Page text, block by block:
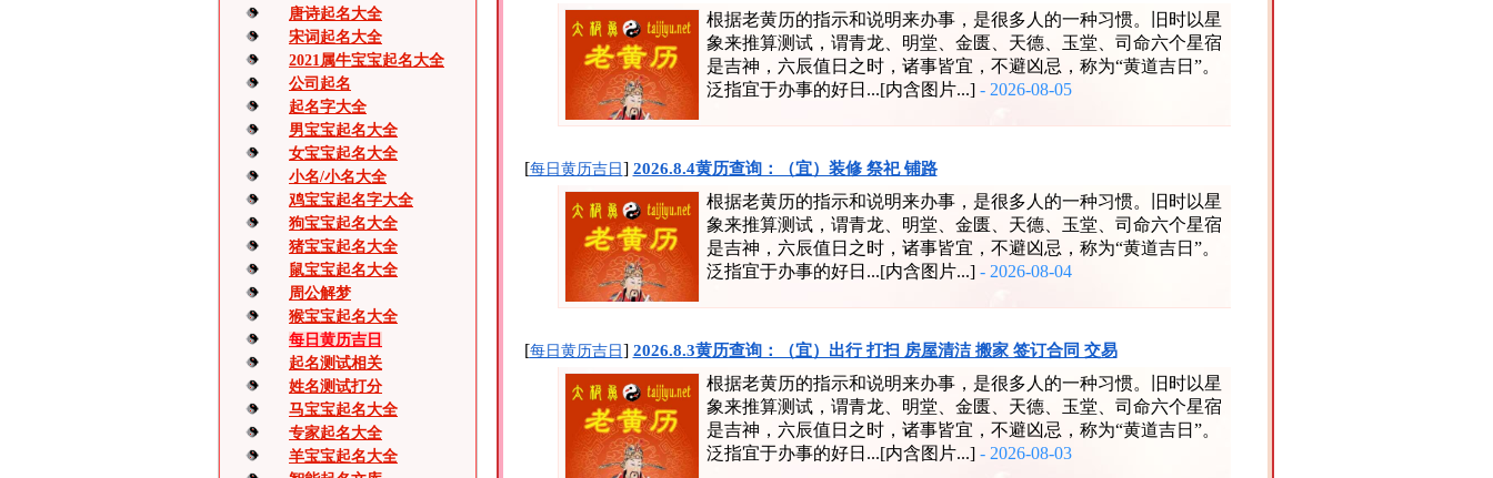
唐诗起名大全
宋词起名大全
2021属牛宝宝起名大全
公司起名
起名字大全
男宝宝起名大全
女宝宝起名大全
小名/小名大全
鸡宝宝起名字大全
狗宝宝起名大全
猪宝宝起名大全
鼠宝宝起名大全
周公解梦
猴宝宝起名大全
每日黄历吉日
起名测试相关
姓名测试打分
马宝宝起名大全
专家起名大全
羊宝宝起名大全
根据老黄历的指示和说明来办事，是很多人的一种习惯。旧时以星
象来推算测试，谓青龙、明堂、金匮、天德、玉堂、司命六个星宿
是吉神，六辰值日之时，诸事皆宜，不避凶忌，称为“黄道吉日”。
泛指宜于办事的好日...[内含图片...] - 2026-08-05
[每日黄历吉日 ] 2026.8.4黄历查询：（宜）装修 祭祀 铺路
根据老黄历的指示和说明来办事，是很多人的一种习惯。旧时以星
象来推算测试，谓青龙、明堂、金匮、天德、玉堂、司命六个星宿
是吉神，六辰值日之时，诸事皆宜，不避凶忌，称为“黄道吉日”。
泛指宜于办事的好日...[内含图片...] - 2026-08-04
[每日黄历吉日 ] 2026.8.3黄历查询：（宜）出行 打扫 房屋清洁 搬家 签订合同 交易
根据老黄历的指示和说明来办事，是很多人的一种习惯。旧时以星
象来推算测试，谓青龙、明堂、金匮、天德、玉堂、司命六个星宿
是吉神，六辰值日之时，诸事皆宜，不避凶忌，称为“黄道吉日”。
泛指宜于办事的好日...[内含图片...] - 2026-08-03